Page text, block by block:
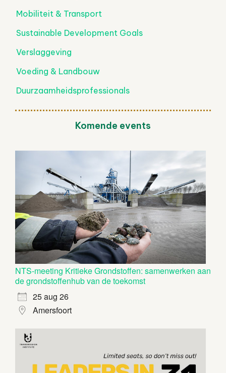
Mobiliteit & Transport
Sustainable Development Goals
Verslaggeving
Voeding & Landbouw
Duurzaamheidsprofessionals
Komende events
NTS-meeting Kritieke Grondstoffen: samenwerken aan
de grondstoffenhub van de toekomst
25 aug 26
Amersfoort